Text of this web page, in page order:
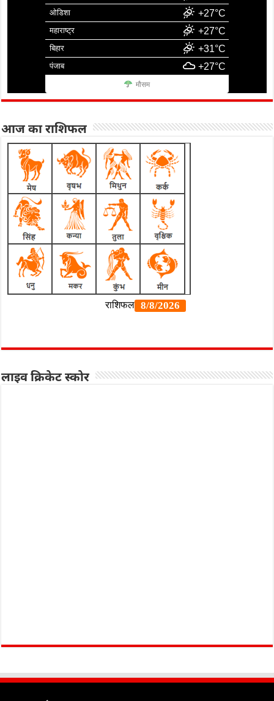
ओडिशा +27°C
महाराष्ट्र +27°C
बिहार +31°C
पंजाब +27°C
मौसम
आज का राशिफल
लाइव क्रिकेट स्कोर